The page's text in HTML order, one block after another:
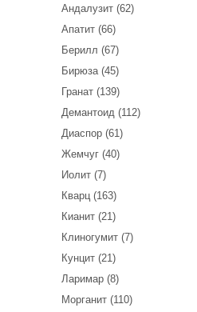
Андалузит (62)
Апатит (66)
Берилл (67)
Бирюза (45)
Гранат (139)
Демантоид (112)
Диаспор (61)
Жемчуг (40)
Иолит (7)
Кварц (163)
Кианит (21)
Клиногумит (7)
Кунцит (21)
Ларимар (8)
Морганит (110)